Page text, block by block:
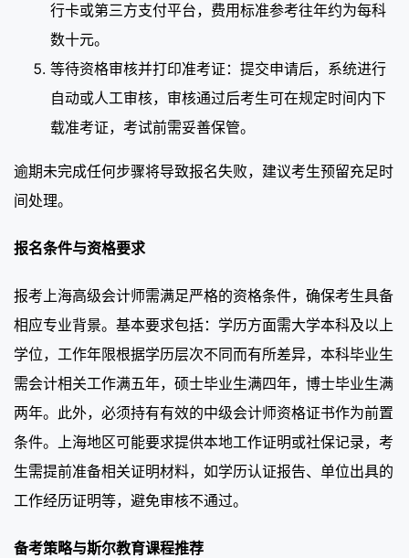
行卡或第三方支付平台，费用标准参考往年约为每科
数十元。
等待资格审核并打印准考证：提交申请后，系统进行
自动或人工审核，审核通过后考生可在规定时间内下
载准考证，考试前需妥善保管。
逾期未完成任何步骤将导致报名失败，建议考生预留充足时
间处理。
报名条件与资格要求
报考上海高级会计师需满足严格的资格条件，确保考生具备
相应专业背景。基本要求包括：学历方面需大学本科及以上
学位，工作年限根据学历层次不同而有所差异，本科毕业生
需会计相关工作满五年，硕士毕业生满四年，博士毕业生满
两年。此外，必须持有有效的中级会计师资格证书作为前置
条件。上海地区可能要求提供本地工作证明或社保记录，考
生需提前准备相关证明材料，如学历认证报告、单位出具的
工作经历证明等，避免审核不通过。
备考策略与斯尔教育课程推荐